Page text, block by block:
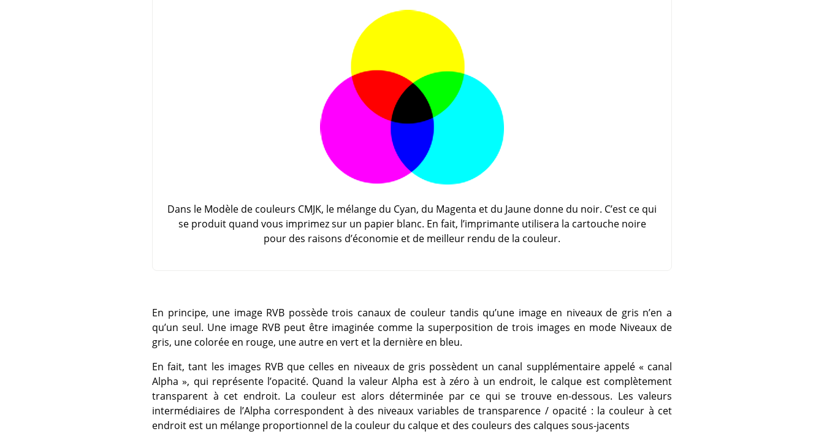
Dans le Modèle de couleurs CMJK, le mélange du Cyan, du Magenta et du Jaune donne du noir. C’est ce qui
se produit quand vous imprimez sur un papier blanc. En fait, l’imprimante utilisera la cartouche noire
pour des raisons d’économie et de meilleur rendu de la couleur.
En principe, une image RVB possède trois canaux de couleur tandis qu’une image en niveaux de gris n’en a
qu’un seul. Une image RVB peut être imaginée comme la superposition de trois images en mode Niveaux de
gris, une colorée en rouge, une autre en vert et la dernière en bleu.
En fait, tant les images RVB que celles en niveaux de gris possèdent un canal supplémentaire appelé « canal
Alpha », qui représente l’opacité. Quand la valeur Alpha est à zéro à un endroit, le calque est complètement
transparent à cet endroit. La couleur est alors déterminée par ce qui se trouve en-dessous. Les valeurs
intermédiaires de l’Alpha correspondent à des niveaux variables de transparence / opacité : la couleur à cet
endroit est un mélange proportionnel de la couleur du calque et des couleurs des calques sous-jacents